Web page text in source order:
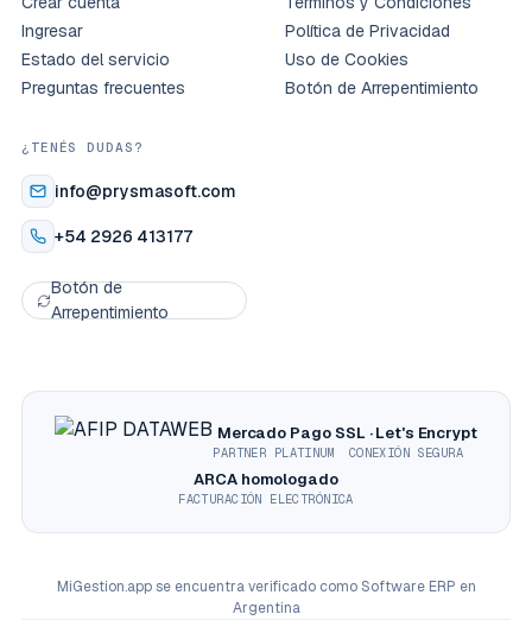
Ingresar
Estado del servicio
Preguntas frecuentes
Política de Privacidad
Uso de Cookies
Botón de Arrepentimiento
¿TENÉS DUDAS?
info@prysmasoft.com
+54 2926 413177
Botón de
Arrepentimiento
Mercado Pago
PARTNER PLATINUM
SSL · Let's Encrypt
CONEXIÓN SEGURA
ARCA homologado
FACTURACIÓN ELECTRÓNICA
MiGestion.appse encuentra verificado comoSoftware ERP en
Argentina